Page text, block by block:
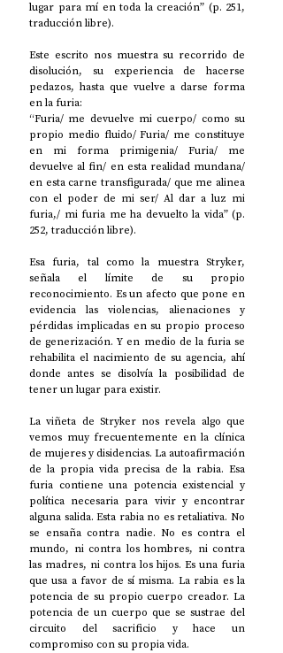
lugar para mí en toda la creación” (p. 251,
traducción libre).
Este escrito nos muestra su recorrido de
disolución, su experiencia de hacerse
pedazos, hasta que vuelve a darse forma
en la furia:
“Furia/ me devuelve mi cuerpo/ como su
propio medio fluido/ Furia/ me constituye
en mi forma primigenia/ Furia/ me
devuelve al fin/ en esta realidad mundana/
en esta carne transfigurada/ que me alinea
con el poder de mi ser/ Al dar a luz mi
furia,/ mi furia me ha devuelto la vida” (p.
252, traducción libre).
Esa furia, tal como la muestra Stryker,
señala el límite de su propio
reconocimiento. Es un afecto que pone en
evidencia las violencias, alienaciones y
pérdidas implicadas en su propio proceso
de generización. Y en medio de la furia se
rehabilita el nacimiento de su agencia, ahí
donde antes se disolvía la posibilidad de
tener un lugar para existir.
La viñeta de Stryker nos revela algo que
vemos muy frecuentemente en la clínica
de mujeres y disidencias. La autoafirmación
de la propia vida precisa de la rabia. Esa
furia contiene una potencia existencial y
política necesaria para vivir y encontrar
alguna salida. Esta rabia no es retaliativa. No
se ensaña contra nadie. No es contra el
mundo, ni contra los hombres, ni contra
las madres, ni contra los hijos. Es una furia
que usa a favor de sí misma. La rabia es la
potencia de su propio cuerpo creador. La
potencia de un cuerpo que se sustrae del
circuito del sacrificio y hace un
compromiso con su propia vida.